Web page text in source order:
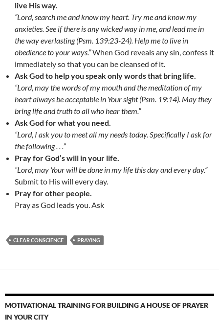
live His way.
“Lord, search me and know my heart. Try me and know my
anxieties. See if there is any wicked way in me, and lead me in
the way everlasting (Psm. 139:23-24). Help me to live in
obedience to your ways.”When God reveals any sin, confess it
immediately so that you can be cleansed of it.
Ask God to help you speak only words that bring life.
“Lord, may the words of my mouth and the meditation of my
heart always be acceptable in Your sight (Psm. 19:14). May they
bring life and truth to all who hear them.”
Ask God for what you need.
“Lord, I ask you to meet all my needs today. Specifically I ask for
the following . . .”
Pray for God’s will in your life.
“Lord, may Your will be done in my life this day and every day.”
Submit to His will every day.
Pray for other people.
Pray as God leads you. Ask
CLEAR CONSCIENCE PRAYING
MOTIVATIONAL TRAINING FOR BUILDING A HOUSE OF PRAYER
IN YOUR CITY